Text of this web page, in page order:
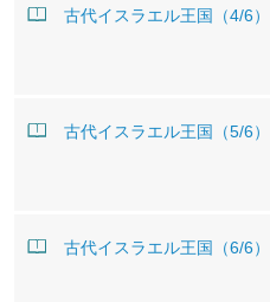
古代イスラエル王国（4/6
古代イスラエル王国（5/6
古代イスラエル王国（6/6